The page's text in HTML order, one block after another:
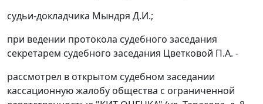
судьи-докладчика Мындря Д.И.;
при ведении протокола судебного заседания
секретарем судебного заседания Цветковой П.А. -
рассмотрел в открытом судебном заседании
кассационную жалобу общества с ограниченной